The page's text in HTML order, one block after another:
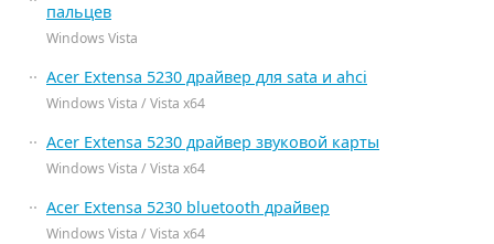
пальцев
Windows Vista
Acer Extensa 5230 драйвер для sata и ahci
Windows Vista / Vista x64
Acer Extensa 5230 драйвер звуковой карты
Windows Vista / Vista x64
Acer Extensa 5230 bluetooth драйвер
Windows Vista / Vista x64